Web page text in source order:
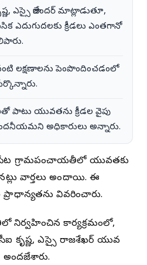
ఎస్సై రాజేందర్ మాట్లాడుతూ,
ఎదుగుదలకు క్రీడలు ఎంతగానో
లక్షణాలను పెంపొందించడంలో
పాటు యువతను క్రీడల వైపు
అధికారులు అన్నారు.
గ్రామపంచాయతీలో యువతకు
వార్తలు అందాయి. ఈ
ప్రాధాన్యతను వివరించారు.
కార్యక్రమంలో,
కృష్ణ, ఎస్సై రాజశేఖర్ యువ
అందజేశారు.